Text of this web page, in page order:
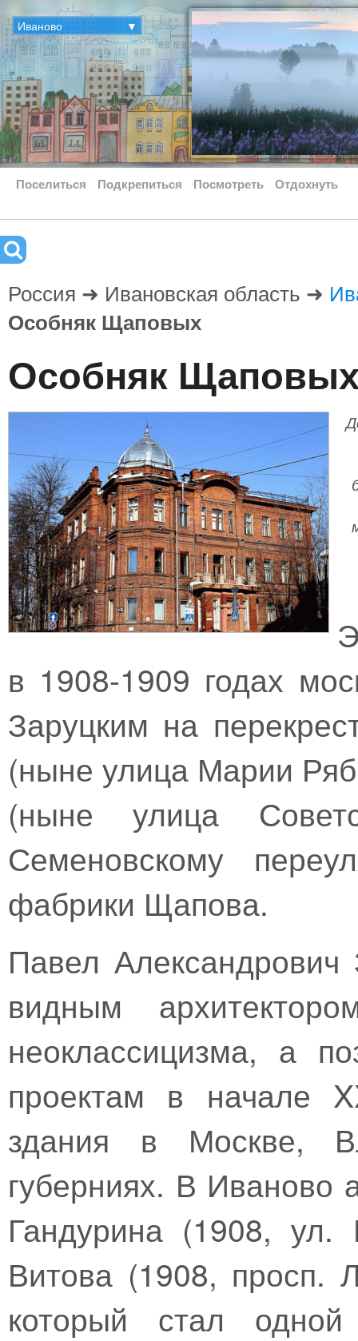
Иваново ▼
Поселиться Подкрепиться Посмотреть Отдохнуть
Россия ➜ Ивановская область ➜
Особняк Щаповых
Особняк
в 1908-1909 годах
Заруцким на
(ныне улица Марии
(ныне улица
Семеновскому
фабрики Щапова.
Павел
видным
неоклассицизма, а
проектам в начале
здания в Москве,
губерниях. В Иваново
Гандурина (1908,
Витова (1908,
который стал